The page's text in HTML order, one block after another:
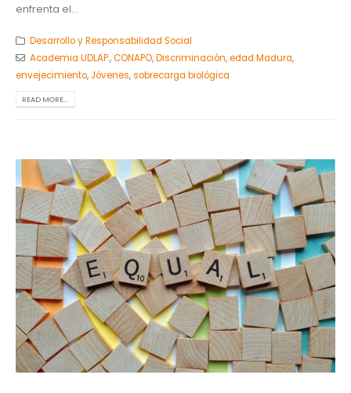
enfrenta el...
Desarrollo y Responsabilidad Social
Academia UDLAP.,CONAPO,Discriminación,edad Madura,
envejecimiento, Jóvenes,sobrecarga biológica
READ MORE...